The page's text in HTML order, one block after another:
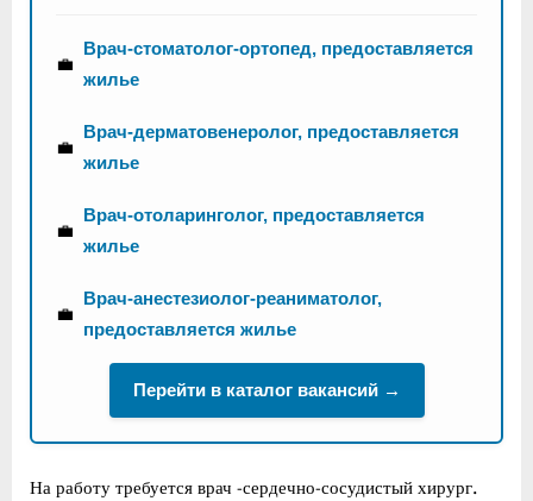
💼
Врач-стоматолог-ортопед, предоставляется
жилье
💼
Врач-дерматовенеролог, предоставляется
жилье
💼
Врач-отоларинголог, предоставляется
жилье
💼
Врач-анестезиолог-реаниматолог,
предоставляется жилье
Перейти в каталог вакансий →
На работу требуется врач -сердечно-сосудистый хирург.